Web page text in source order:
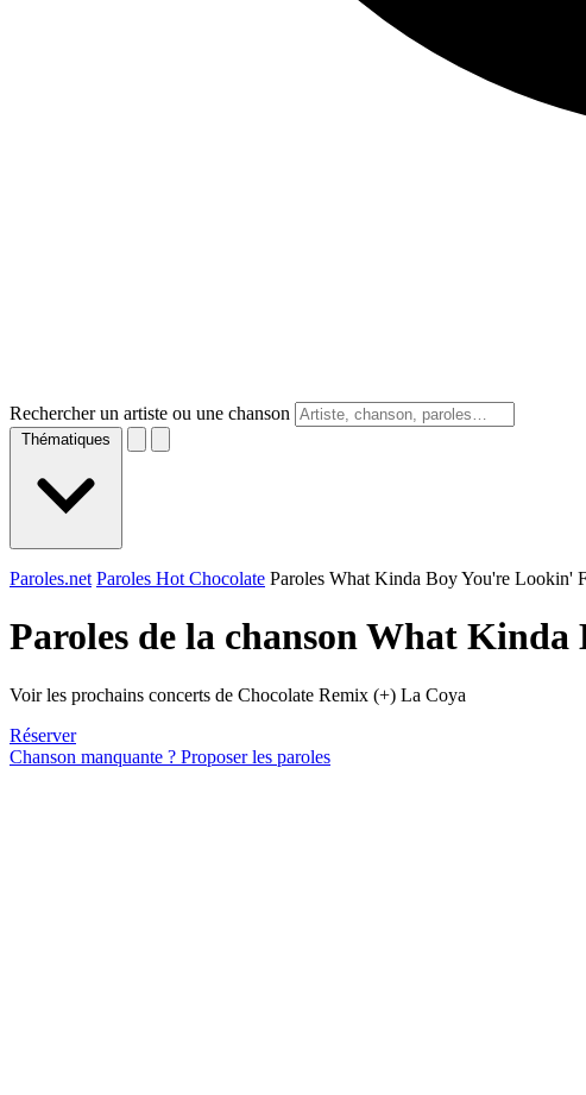
Rechercher un artiste ou une chanson
Thématiques
Paroles.net Paroles Hot Chocolate Paroles What Kinda Boy You're Lookin'
Paroles de la chanson What
Voir les prochains concerts de Chocolate Remix (+) La Coya
Réserver
Chanson manquante ? Proposer les paroles